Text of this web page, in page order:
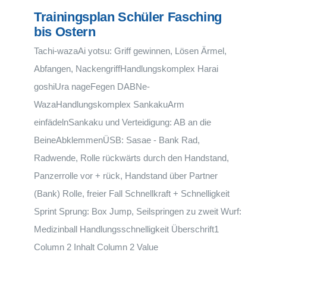
Trainingsplan Schüler Fasching
bis Ostern
Tachi-wazaAi yotsu: Griff gewinnen, Lösen Ärmel,
Abfangen, NackengriffHandlungskomplex Harai
goshiUra nageFegen DABNe-
WazaHandlungskomplex SankakuArm
einfädelnSankaku und Verteidigung: AB an die
BeineAbklemmenÜSB: Sasae - Bank Rad,
Radwende, Rolle rückwärts durch den Handstand,
Panzerrolle vor + rück, Handstand über Partner
(Bank) Rolle, freier Fall Schnellkraft + Schnelligkeit
Sprint Sprung: Box Jump, Seilspringen zu zweit Wurf:
Medizinball Handlungsschnelligkeit Überschrift1
Column 2 Inhalt Column 2 Value